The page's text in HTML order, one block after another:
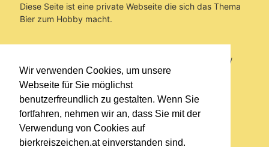
Wir verwenden Cookies, um unsere
Webseite für Sie möglichst
benutzerfreundlich zu gestalten. Wenn Sie
fortfahren, nehmen wir an, dass Sie mit der
Verwendung von Cookies auf
bierkreiszeichen.at einverstanden sind.
Diese Seite ist eine private Webseite die sich das Thema
Bier zum Hobby macht.
Sie befinden sich auf https://www.bierkreiszeichen.at/
im Pfad:Bierkreiszeichen/Gesammelte Biere
Erstellt: 2026-08-07
Links